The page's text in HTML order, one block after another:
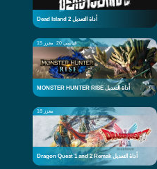
Dead Island 2 أداة التعديل
قياسي 20 معزز 15
MONSTER HUNTER RISE أداة التعديل
معزز 18
Dragon Quest 1 and 2 Remak أداة التعديل